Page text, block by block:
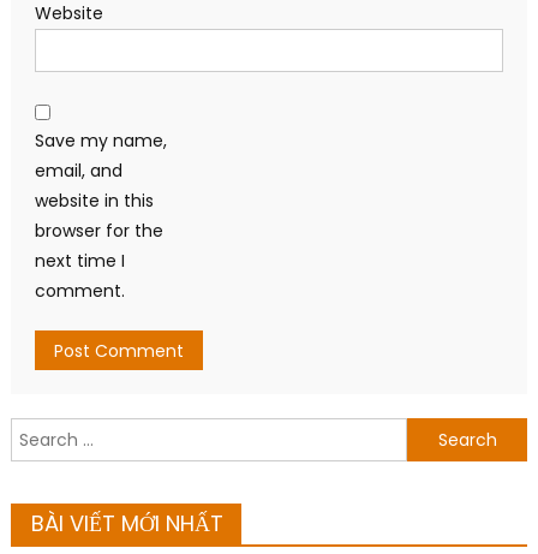
Website
Save my name,
email, and
website in this
browser for the
next time I
comment.
Search
for:
BÀI VIẾT MỚI NHẤT